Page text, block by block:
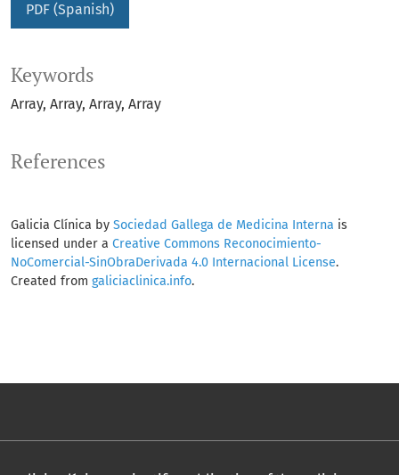
PDF (Spanish)
Keywords
Array Array Array Array
References
Galicia Clínica by Sociedad Gallega de Medicina Interna is
licensed under a Creative Commons Reconocimiento-
NoComercial-SinObraDerivada 4.0 Internacional License.
Created from galiciaclinica.info.